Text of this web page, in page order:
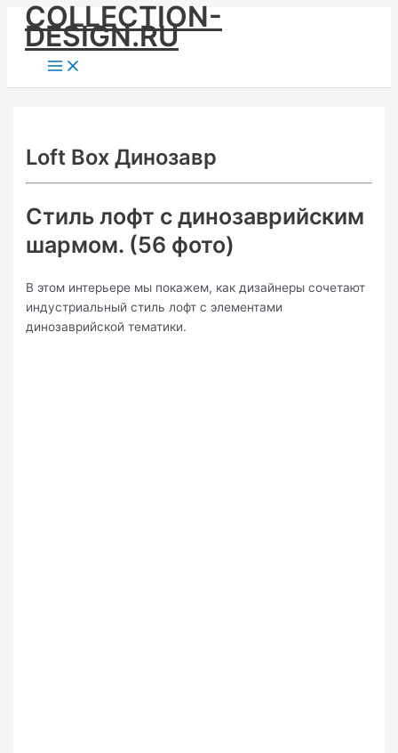
Skip
content
COLLECTION-
DESIGN.RU
Main
Menu
Loft Box Динозавр
Стиль лофт с динозаврийским
шармом. (56 фото)
В этом интерьере мы покажем, как дизайнеры сочетают
индустриальный стиль лофт с элементами
динозаврийской тематики.